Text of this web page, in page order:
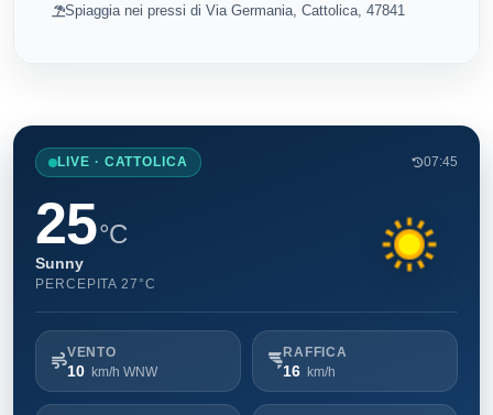
Spiaggia nei pressi di Via Germania, Cattolica, 47841
LIVE · CATTOLICA 07:45
25°C
Sunny
PERCEPITA 27°C
VENTO
10 km/h WNW
RAFFICA
16 km/h